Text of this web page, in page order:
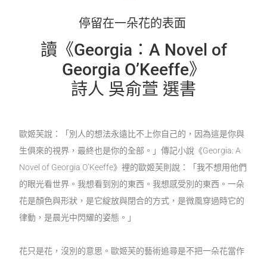
停留在一朵花的表面
讀《Georgia：A Novel of
Georgia O’Keeffe》
詩人 吳俞萱 選書
歐姬芙說：「別人的想法永遠比不上你自己的，因為這是你與
生俱來的視界，最終也是你的全部。」傳記小說《Georgia: A
Novel of Georgia O’Keeffe》裡的歐姬芙則說：「我不想用他們
的眼光看世界。我想看到別的東西。我想感受別的東西。一朵
花是顏色與形狀，是它綻放與閉合的方式，是微風穿過時它的
律動，是晨光中閃耀的姿態。」
花只是花，沒別的意思。歐姬芙的藝術追尋是不把一朵花當作